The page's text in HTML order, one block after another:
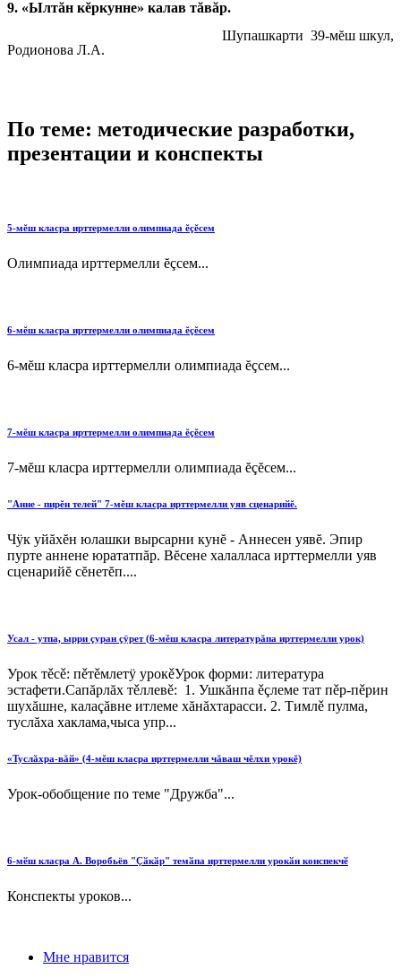
9. «Ылтăн кĕркунне» калав тăвăр.
Шупашкарти 39-мĕш шкул,
Родионова Л.А.
По теме: методические разработки,
презентации и конспекты
5-мĕш класра ирттермелли олимпиада ĕçĕсем
Олимпиада ирттермелли ĕçсем...
6-мĕш класра ирттермелли олимпиада ĕçĕсем
6-мĕш класра ирттермелли олимпиада ĕçсем...
7-мĕш класра ирттермелли олимпиада ĕçĕсем
7-мĕш класра ирттермелли олимпиада ĕçĕсем...
"Анне - пирĕн телей" 7-мĕш класра ирттермелли уяв сценарийĕ.
Чÿк уйăхĕн юлашки вырсарни кунĕ - Аннесен уявĕ. Эпир
пурте аннене юрататпăр. Вĕсене халалласа ирттермелли уяв
сценарийĕ сĕнетĕп....
Усал - утпа, ырри çуран çÿрет (6-мěш класра литературăпа ирттермелли урок)
Урок тěсě: пěтěмлетÿ урокěУрок форми: литература
эстафети.Сапăрлăх тěллевě: 1. Ушкăнпа ěçлеме тат пěр-пěрин
шухăшне, калаçăвне итлеме хăнăхтарасси. 2. Тимлě пулма,
туслăха хаклама,чыса упр...
«Туслăхра-вăй» (4-мěш класра ирттермелли чăваш чĕлхи урокĕ)
Урок-обобщение по теме "Дружба"...
6-мӗш класра А. Воробьёв "Ҫӑкӑр" темӑпа ирттермелли урокӑн конспекчӗ
Конспекты уроков...
Мне нравится